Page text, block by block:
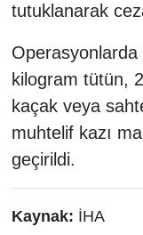
tutuklanarak
Operasyonlarda
kilogram tütün,
kaçak veya
muhtelif kazı
geçirildi.
Kaynak: İHA